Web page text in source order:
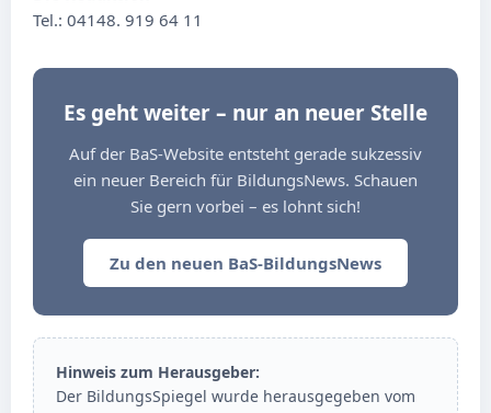
Tel.: 04148. 919 64 11
Es geht weiter – nur an neuer Stelle
Auf der BaS-Website entsteht gerade sukzessiv
ein neuer Bereich für BildungsNews. Schauen
Sie gern vorbei – es lohnt sich!
Zu den neuen BaS-BildungsNews
Hinweis zum Herausgeber:
Der BildungsSpiegel wurde herausgegeben vom